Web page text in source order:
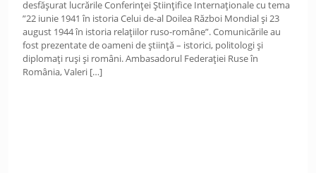
desfășurat lucrările Conferinței Științifice Internaționale cu tema
”22 iunie 1941 în istoria Celui de-al Doilea Război Mondial și 23
august 1944 în istoria relațiilor ruso-române”. Comunicările au
fost prezentate de oameni de știință – istorici, politologi și
diplomați ruși și români. Ambasadorul Federației Ruse în
România, Valeri […]